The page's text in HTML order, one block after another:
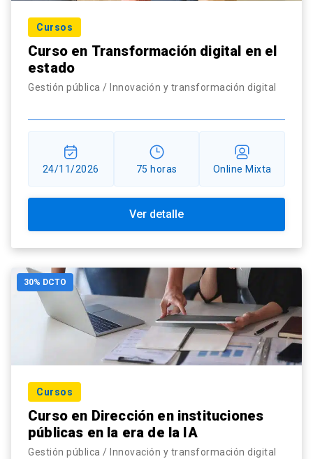
Cursos
Curso en Transformación digital en el
estado
Gestión pública / Innovación y transformación digital
24/11/2026 75 horas Online Mixta
Ver detalle
30% DCTO
Cursos
Curso en Dirección en instituciones
públicas en la era de la IA
Gestión pública / Innovación y transformación digital